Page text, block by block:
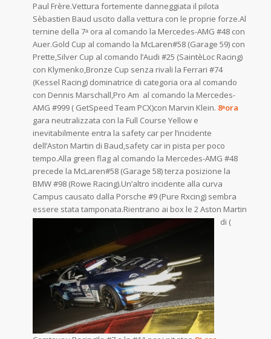
Paul Frère.Vettura fortemente danneggiata il pilota
Sèbastien Baud uscito dalla vettura con le proprie forze.Al
ternine della 7ᵃ ora al comando la Mercedes-AMG #48 con
Auer.Gold Cup al comando la McLaren#58 (Garage 59) con
Prette,Silver Cup al comando l’Audi #25 (SaintèLoc Racing)
con Klymenko,Bronze Cup senza rivali la Ferrari #74
(Kessel Racing) dominatrice di categoria ora al comando
con Dennis Marschall,Pro Am al comando la Mercedes-
AMG #999 ( GetSpeed Team PCX)con Marvin Klein. 8ᵃora
gara neutralizzata con la Full Course Yellow e
inevitabilmente entra la safety car per l’incidente
dell’Aston Martin di Baud,safety car in pista per poco
tempo.Alla green flag al comando la Mercedes-AMG #48
precede la McLaren#58 (Garage 58) terza posizione la
BMW #98 (Rowe Racing).Un’altro incidente alla curva
Campus causato dalla Porsche #9 (Pure Rxcing) sembra
essere stata tamponata.Rientrano ai box le 2 Aston Martin
di (